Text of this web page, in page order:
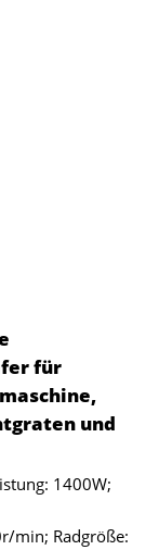
für
und
1400W;
min; Radgröße: